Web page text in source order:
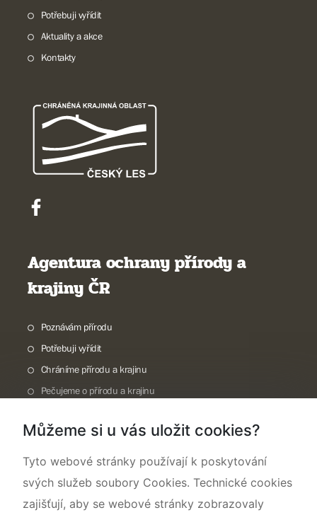
Potřebuji vyřídit
Aktuality a akce
Kontakty
Agentura ochrany přírody a
krajiny ČR
Poznávám přírodu
Potřebuji vyřídit
Chráníme přírodu a krajinu
Pečujeme o přírodu a krajinu
O nás
Můžeme si u vás uložit cookies?
Tyto webové stránky používají k poskytování
svých služeb soubory Cookies. Technické cookies
zajišťují, aby se webové stránky zobrazovaly